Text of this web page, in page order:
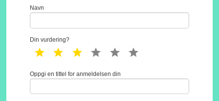
Navn
Din vurdering?
1 star 2 star 3 star 4 star 5 star
Oppgi en tittel for anmeldelsen din